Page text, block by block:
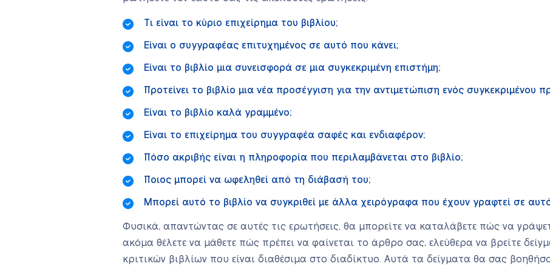
Τι είναι το κύριο επιχείρημα του βιβλίου;
Είναι ο συγγραφέας επιτυχημένος σε αυτό που κάνει;
Είναι το βιβλίο μια συνεισφορά σε μια συγκεκριμένη επιστήμη;
Προτείνει το βιβλίο μια νέα προσέγγιση για την αντιμετώπιση ενός συγκεκριμένου
Είναι το βιβλίο καλά γραμμένο;
Είναι το επιχείρημα του συγγραφέα σαφές και ενδιαφέρον;
Πόσο ακριβής είναι η πληροφορία που περιλαμβάνεται στο βιβλίο;
Ποιος μπορεί να ωφεληθεί από τη διάβασή του;
Μπορεί αυτό το βιβλίο να συγκριθεί με άλλα χειρόγραφα που έχουν γραφτεί σε
Φυσικά, απαντώντας σε αυτές τις ερωτήσεις, θα μπορείτε να καταλάβετε πώς να
ακόμα θέλετε να μάθετε πώς πρέπει να φαίνεται το άρθρο σας, ελεύθερα να βρείτε
κριτικών βιβλίων που είναι διαθέσιμα στο διαδίκτυο. Αυτά τα δείγματα θα σας